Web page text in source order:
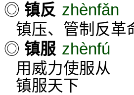
◎ 镇反 zhènfǎn
镇压、管制反革
◎ 镇服 zhènfú
用威力使服从
镇服天下